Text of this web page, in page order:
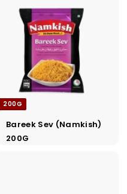
200G
Bareek Sev (Namkish)
200G